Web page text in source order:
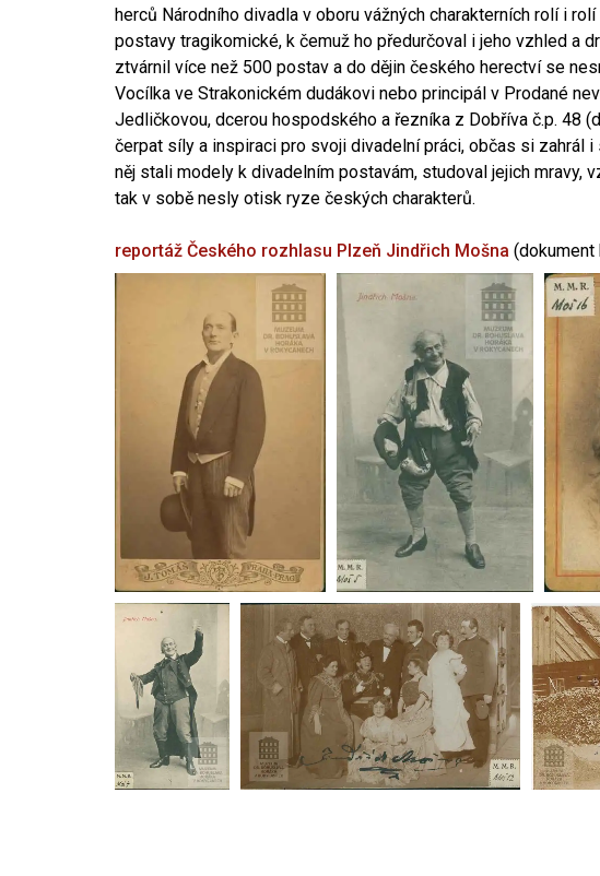
herců Národního divadla v oboru vážných charakterních rolí i
postavy tragikomické, k čemuž ho předurčoval i jeho vzhled a
ztvárnil více než 500 postav a do dějin českého herectví se
Vocílka ve Strakonickém dudákovi nebo principál v Prodané
Jedličkovou, dcerou hospodského a řezníka z Dobříva č.p. 48
čerpat síly a inspiraci pro svoji divadelní práci, občas si zahrál
něj stali modely k divadelním postavám, studoval jejich mravy,
tak v sobě nesly otisk ryze českých charakterů.
reportáž Českého rozhlasu Plzeň Jindřich Mošna